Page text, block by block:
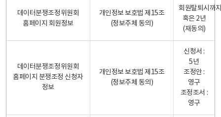
데이터분쟁조정위원회
홈페이지 회원정보
개인정보 보호법 제15조
(정보주체 동의)
회원탈퇴시까
혹은 2년
(재동의)
데이터분쟁조정위원회
홈페이지 분쟁조정 신청자
정보
개인정보 보호법 제15조
(정보주체 동의)
신청서 :
5년
조정안 :
영구
조정조서 :
영구